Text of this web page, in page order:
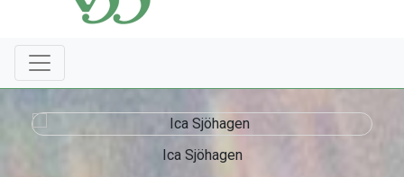
Ica Sjöhagen